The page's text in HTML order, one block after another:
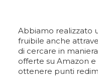
Abbiamo realizzato
fruibile anche
di cercare in
offerte su Amazon
ottenere punti